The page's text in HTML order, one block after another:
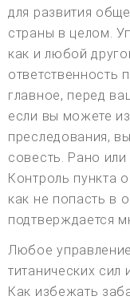
для развития
страны в целом.
как и любой
ответственность
главное, перед
если вы можете
преследования,
совесть. Рано
Контроль пункта
как не попасть в
подтверждается
Любое
титанических сил
Как избежать